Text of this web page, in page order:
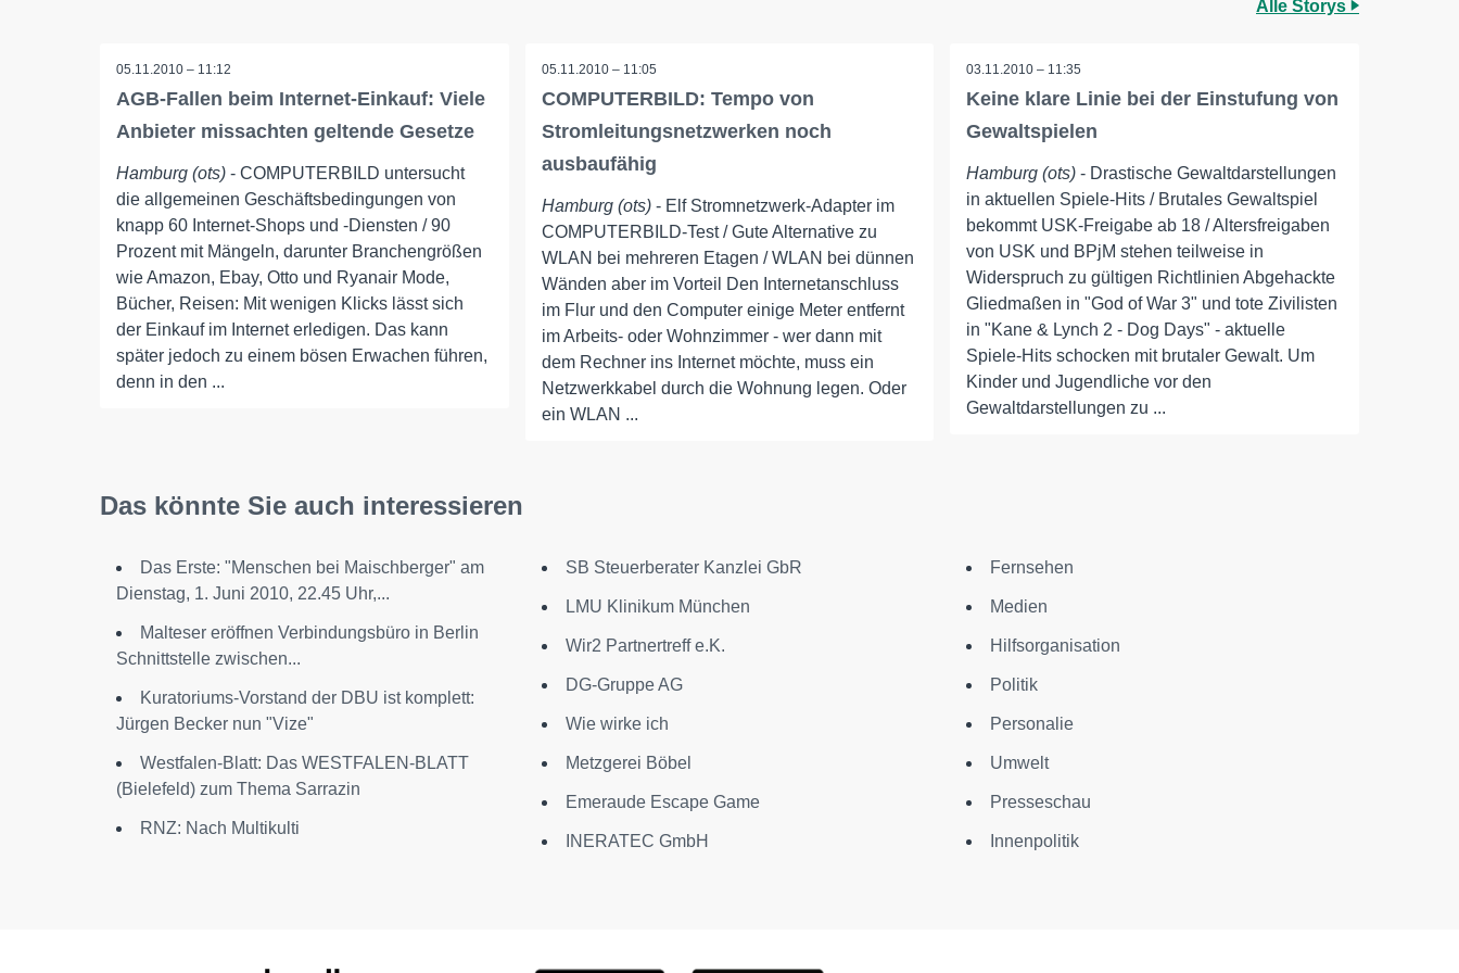
Alle Storys
05.11.2010 – 11:12
AGB-Fallen beim Internet-Einkauf: Viele
Anbieter missachten geltende Gesetze
Hamburg (ots) - COMPUTERBILD untersucht
die allgemeinen Geschäftsbedingungen von
knapp 60 Internet-Shops und -Diensten / 90
Prozent mit Mängeln, darunter Branchengrößen
wie Amazon, Ebay, Otto und Ryanair Mode,
Bücher, Reisen: Mit wenigen Klicks lässt sich
der Einkauf im Internet erledigen. Das kann
später jedoch zu einem bösen Erwachen führen,
denn in den ...
05.11.2010 – 11:05
COMPUTERBILD: Tempo von
Stromleitungsnetzwerken noch
ausbaufähig
Hamburg (ots)- Elf Stromnetzwerk-Adapter im
COMPUTERBILD-Test / Gute Alternative zu
WLAN bei mehreren Etagen / WLAN bei dünnen
Wänden aber im Vorteil Den Internetanschluss
im Flur und den Computer einige Meter entfernt
im Arbeits- oder Wohnzimmer - wer dann mit
dem Rechner ins Internet möchte, muss ein
Netzwerkkabel durch die Wohnung legen. Oder
ein WLAN ...
03.11.2010 – 11:35
Keine klare Linie bei der Einstufung von
Gewaltspielen
Hamburg (ots) - Drastische Gewaltdarstellungen
in aktuellen Spiele-Hits / Brutales Gewaltspiel
bekommt USK-Freigabe ab 18 / Altersfreigaben
von USK und BPjM stehen teilweise in
Widerspruch zu gültigen Richtlinien Abgehackte
Gliedmaßen in "God of War 3" und tote Zivilisten
in "Kane & Lynch 2 - Dog Days" - aktuelle
Spiele-Hits schocken mit brutaler Gewalt. Um
Kinder und Jugendliche vor den
Gewaltdarstellungen zu ...
Das könnte Sie auch interessieren
Das Erste: "Menschen bei Maischberger" am
Dienstag, 1. Juni 2010, 22.45 Uhr,...
Malteser eröffnen Verbindungsbüro in Berlin
Schnittstelle zwischen...
Kuratoriums-Vorstand der DBU ist komplett:
Jürgen Becker nun "Vize"
Westfalen-Blatt: Das WESTFALEN-BLATT
(Bielefeld) zum Thema Sarrazin
RNZ: Nach Multikulti
SB Steuerberater Kanzlei GbR
LMU Klinikum München
Wir2 Partnertreff e.K.
DG-Gruppe AG
Wie wirke ich
Metzgerei Böbel
Emeraude Escape Game
INERATEC GmbH
Fernsehen
Medien
Hilfsorganisation
Politik
Personalie
Umwelt
Presseschau
Innenpolitik